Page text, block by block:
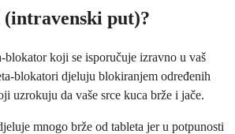
(intravenski put)?
koji se isporučuje izravno u vaš
blokatori djeluju blokiranjem određenih
uzrokuju da vaše srce kuca brže i jače.
mnogo brže od tableta jer u potpunosti